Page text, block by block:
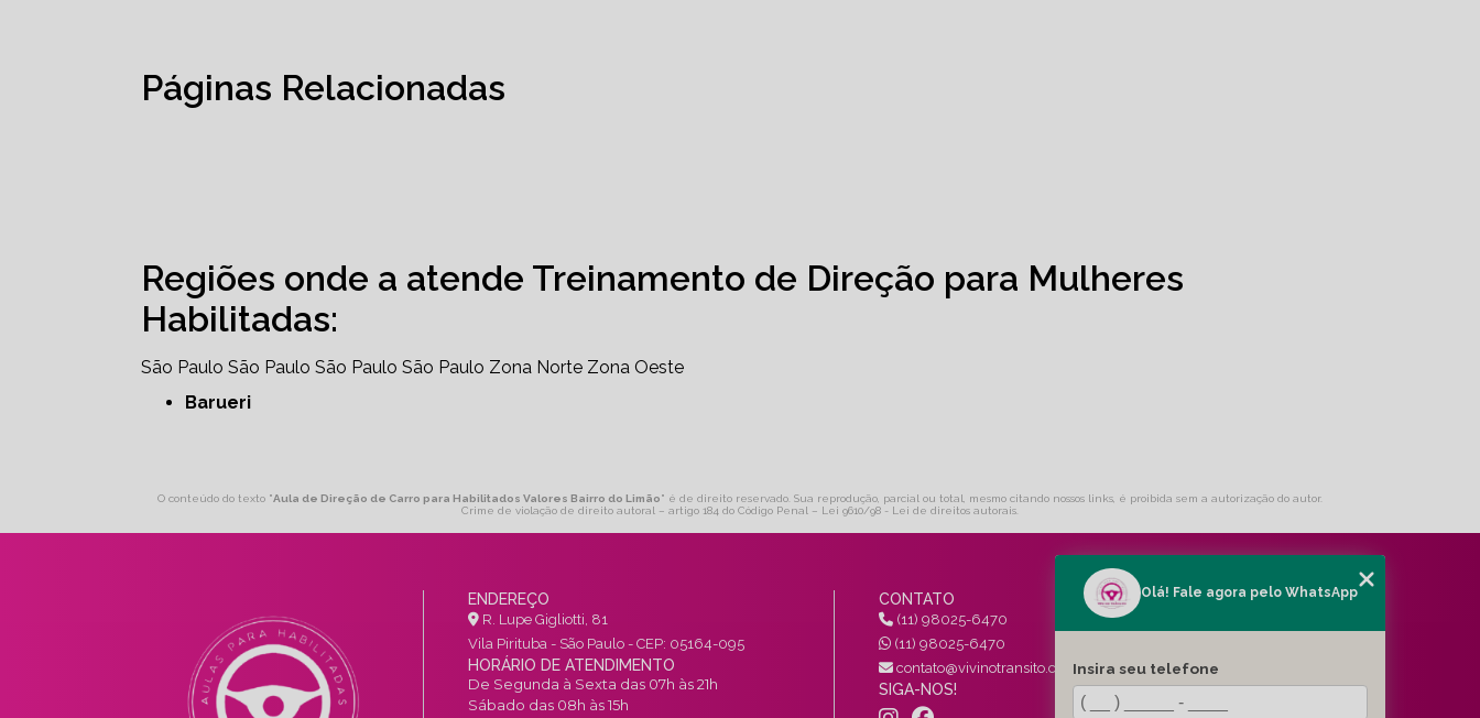
Páginas Relacionadas
Regiões onde a atende Treinamento de Direção para Mulheres
Habilitadas:
São Paulo São Paulo São Paulo São Paulo Zona Norte Zona Oeste
Barueri
O conteúdo do texto "Aula de Direção de Carro para Habilitados Valores Bairro do Limão" é de direito reservado. Sua reprodução, parcial ou total, mesmo citando nossos links, é proibida sem a autorização do autor.
Crime de violação de direito autoral – artigo 184 do Código Penal – Lei 9610/98 - Lei de direitos autorais.
ENDEREÇO
R. Lupe Gigliotti, 81
Vila Pirituba - São Paulo - CEP: 05164-095
HORÁRIO DE ATENDIMENTO
De Segunda à Sexta das 07h às 21h
Sábado das 08h às 15h
CONTATO
(11) 98025-6470
(11) 98025-6470
contato@vivinotransito.com.br
SIGA-NOS!
MENU
SERVIÇOS
Olá! Fale agora pelo WhatsApp
Insira seu telefone